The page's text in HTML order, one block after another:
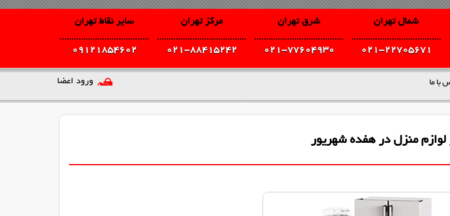
سایر نقاط تهران
09121854602
مرکز تهران
021-88415242
شرق تهران
021-77604930
شمال تهران
021-22705671
با ما ورود اعضا
لوازم منزل در هفده شهریور